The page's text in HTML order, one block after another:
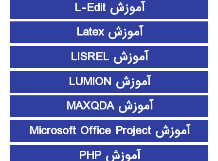
آموزش L-Edit
آموزش Latex
آموزش LISREL
آموزش LUMION
آموزش MAXQDA
آموزش Microsoft Office Project
آموزش PHP